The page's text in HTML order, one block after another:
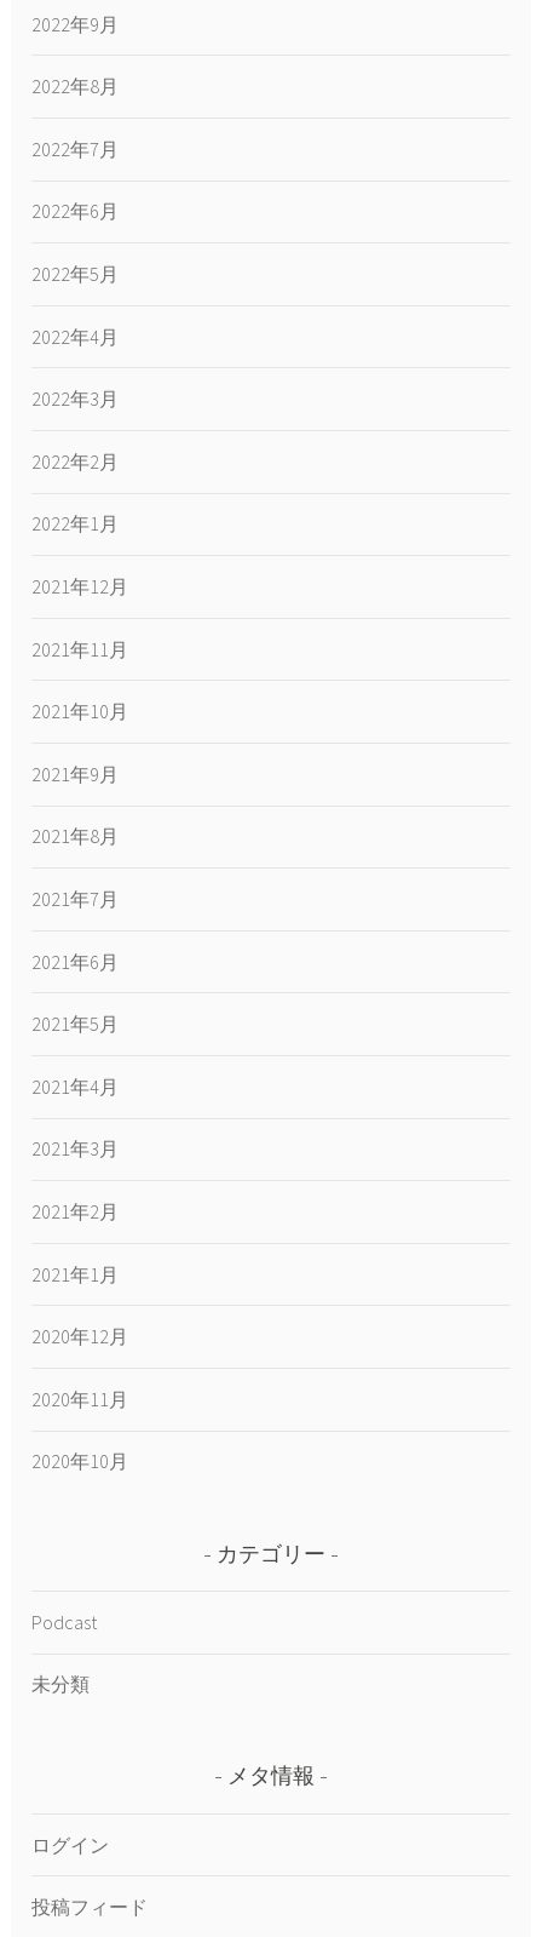
2022年9月
2022年8月
2022年7月
2022年6月
2022年5月
2022年4月
2022年3月
2022年2月
2022年1月
2021年12月
2021年11月
2021年10月
2021年9月
2021年8月
2021年7月
2021年6月
2021年5月
2021年4月
2021年3月
2021年2月
2021年1月
2020年12月
2020年11月
2020年10月
カテゴリー
Podcast
未分類
メタ情報
ログイン
投稿フィード